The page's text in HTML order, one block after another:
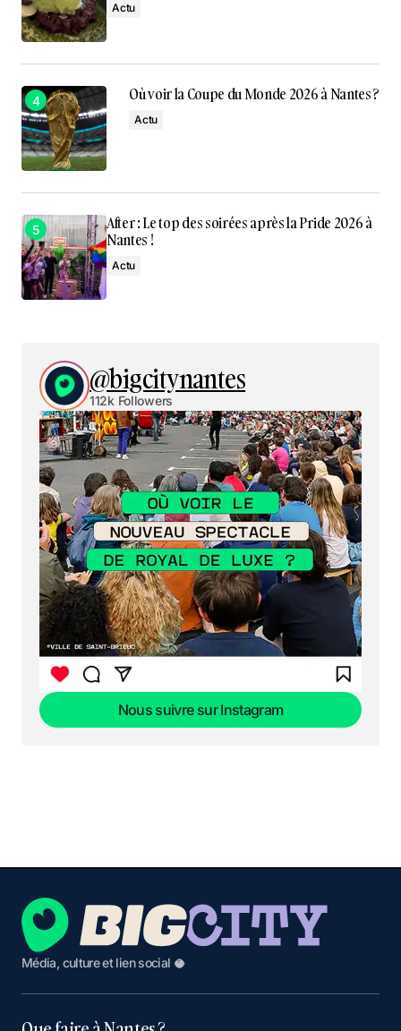
Actu
Où voir la Coupe du Monde 2026 à Nantes ?
Actu
After : Le top des soirées après la Pride 2026 à
Nantes !
Actu
@bigcitynantes
112k Followers
Nous suivre sur Instagram
Média, culture et lien social 🥥